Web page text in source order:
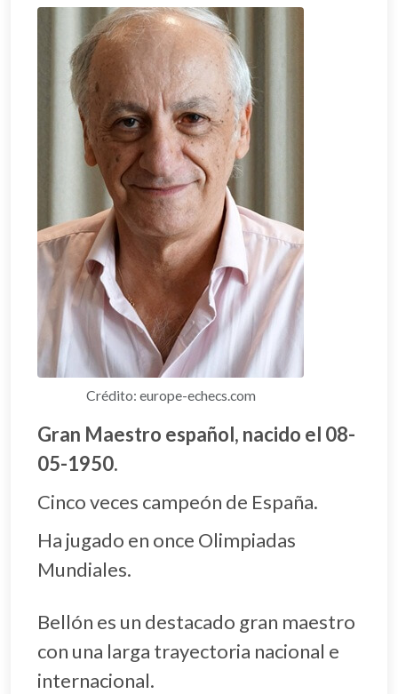
Crédito: europe-echecs.com
Gran Maestro español, nacido el 08-
05-1950.
Cinco veces campeón de España.
Ha jugado en once Olimpiadas
Mundiales.
Bellón es un destacado gran maestro
con una larga trayectoria nacional e
internacional.